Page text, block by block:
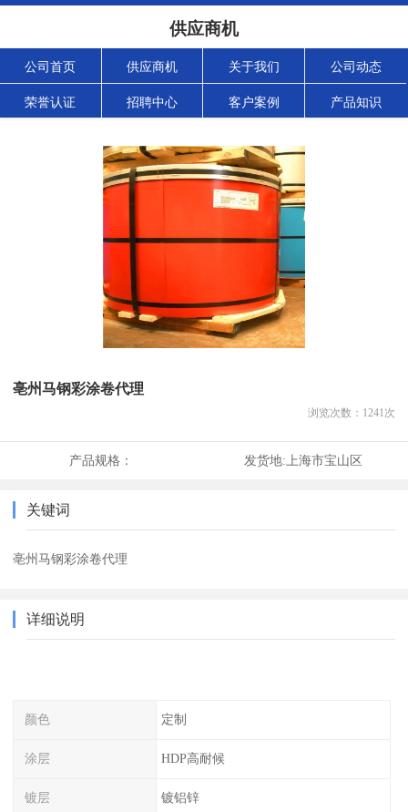
供应商机
公司首页 供应商机 关于我们 公司动态
荣誉认证 招聘中心 客户案例 产品知识
亳州马钢彩涂卷代理
浏览次数： 1241次
产品规格： 发货地: 上海市宝山区
关键词
亳州马钢彩涂卷代理
详细说明
颜色 定制
涂层 HDP高耐候
镀层 镀铝锌